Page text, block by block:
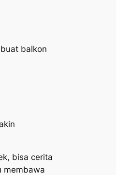
balkon
bisa cerita
membawa